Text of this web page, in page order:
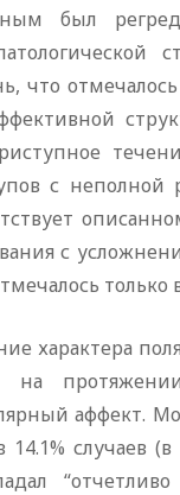
был
что
с неполной
с
только
характера
на
аффект.
14.1% случаев